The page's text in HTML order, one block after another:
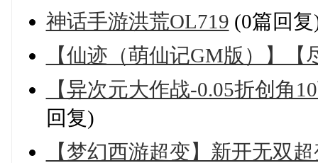
神话手游洪荒OL719 (0篇回复
【仙迹（萌仙记GM版）】【
【异次元大作战-0.05折创角
回复)
【梦幻西游超变】新开无双